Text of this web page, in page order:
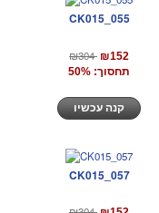
CK015_055
₪304 ₪152
תחסוך: 50%
CK015_057